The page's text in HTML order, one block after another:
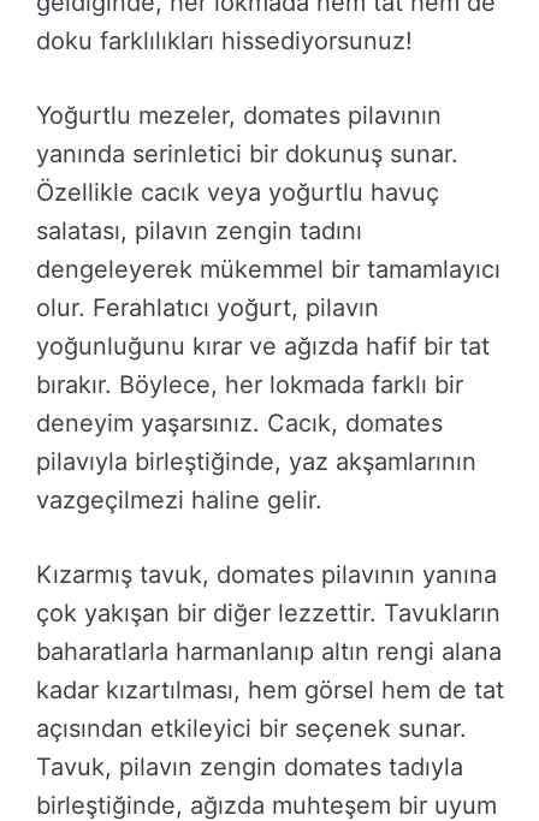
doku farklılıkları hissediyorsunuz!
Yoğurtlu mezeler, domates pilavının
yanında serinletici bir dokunuş sunar.
Özellikle cacık veya yoğurtlu havuç
salatası, pilavın zengin tadını
dengeleyerek mükemmel bir tamamlayıcı
olur. Ferahlatıcı yoğurt, pilavın
yoğunluğunu kırar ve ağızda hafif bir tat
bırakır. Böylece, her lokmada farklı bir
deneyim yaşarsınız. Cacık, domates
pilavıyla birleştiğinde, yaz akşamlarının
vazgeçilmezi haline gelir.
Kızarmış tavuk, domates pilavının yanına
çok yakışan bir diğer lezzettir. Tavukların
baharatlarla harmanlanıp altın rengi alana
kadar kızartılması, hem görsel hem de tat
açısından etkileyici bir seçenek sunar.
Tavuk, pilavın zengin domates tadıyla
birleştiğinde, ağızda muhteşem bir uyum